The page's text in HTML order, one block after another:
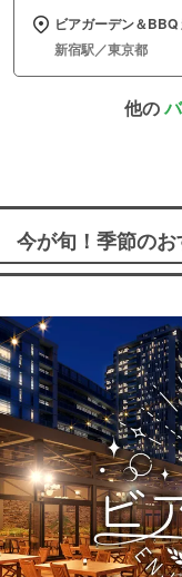
ビアガーデン＆
新宿駅／東京都
他の
今が旬！季節の